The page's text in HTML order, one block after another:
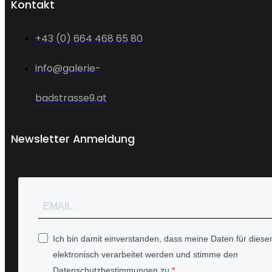
Kontakt
+43 (0) 664 468 65 80
info@galerie-
badstrasse9.at
Newsletter Anmeldung
Ich bin damit einverstanden, dass meine Daten für
elektronisch verarbeitet werden und stimme den
Datenschutzbestimmungen zu.